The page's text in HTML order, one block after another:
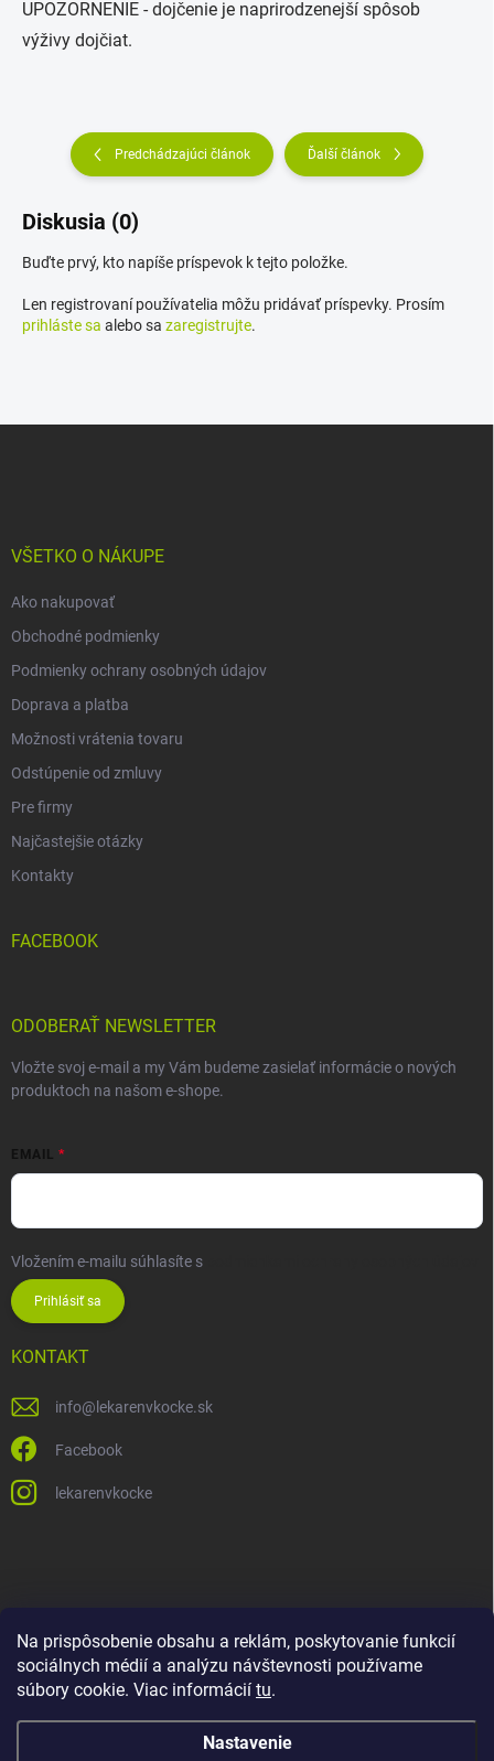
Na prispôsobenie obsahu a reklám, poskytovanie funkcií
sociálnych médií a analýzu návštevnosti používame
súbory cookie. Viac informácií tu.
Nastavenie
UPOZORNENIE - dojčenie je naprirodzenejší spôsob
výživy dojčiat.
Predchádzajúci článok Ďalší článok
Diskusia (0)
Buďte prvý, kto napíše príspevok k tejto položke.
Len registrovaní používatelia môžu pridávať príspevky. Prosím
prihláste sa alebo sa zaregistrujte.
VŠETKO O NÁKUPE
Ako nakupovať
Obchodné podmienky
Podmienky ochrany osobných údajov
Doprava a platba
Možnosti vrátenia tovaru
Odstúpenie od zmluvy
Pre firmy
Najčastejšie otázky
Kontakty
FACEBOOK
ODOBERAŤ NEWSLETTER
Vložte svoj e-mail a my Vám budeme zasielať informácie o nových
produktoch na našom e-shope.
EMAIL
Vložením e-mailu súhlasíte s
Prihlásiť sa
KONTAKT
info@lekarenvkocke.sk
Facebook
lekarenvkocke